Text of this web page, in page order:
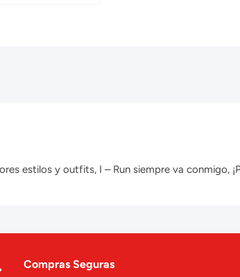
estilos y outfits, I – Run siempre va conmigo,
Compras Seguras